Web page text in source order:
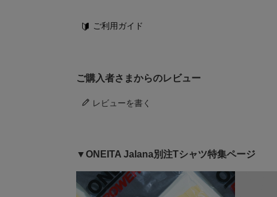
ご利用ガイド
ご購入者さまからのレビュー
レビューを書く
▼ONEITA Jalana別注Tシャツ特集ページ